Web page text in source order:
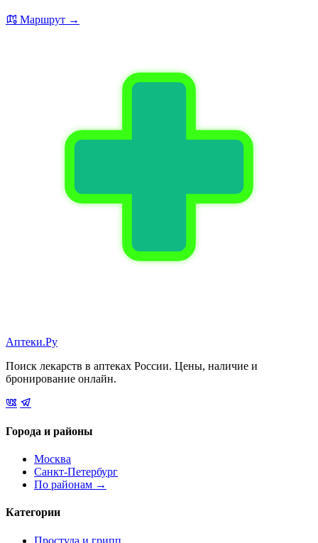
Маршрут →
Аптеки.Ру
Поиск лекарств в аптеках России. Цены, наличие и
бронирование онлайн.
Города и районы
Москва
Санкт-Петербург
По районам →
Категории
Простуда и грипп